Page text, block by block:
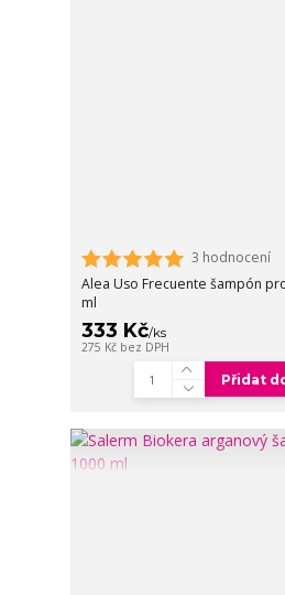
3 hodnocení
Alea Uso Frecuente šampón
ml
333 Kč/ks
275 Kč bez DPH
Přidat